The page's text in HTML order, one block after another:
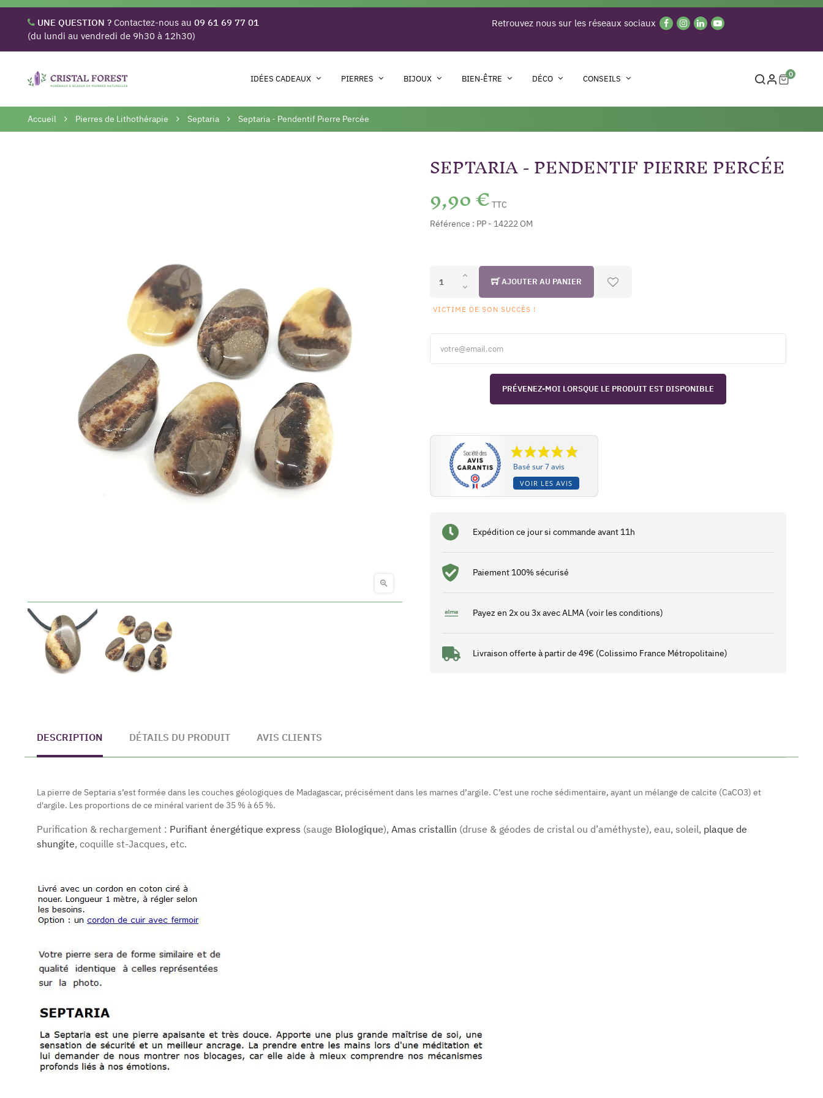
UNE QUESTION ? Contactez-nous au 09 61 69 77 01
(du lundi au vendredi de 9h30 à 12h30)
Retrouvez nous sur les réseaux sociaux
IDÉES CADEAUX PIERRES BIJOUX BIEN-ÊTRE DÉCO CONSEILS 0
Accueil Pierres de Lithothérapie Septaria Septaria - Pendentif Pierre Percée

SEPTARIA - PENDENTIF PIERRE PERCÉE
9,90 € TTC
Référence : PP - 14222 OM
AJOUTER AU PANIER
VICTIME DE SON SUCCÈS !
PRÉVENEZ-MOI LORSQUE LE PRODUIT EST DISPONIBLE
Basé sur 7 avis
VOIR LES AVIS
Expédition ce jour si commande avant 11h
Paiement 100% sécurisé
Payez en 2x ou 3x avec ALMA (voir les conditions)
Livraison offerte à partir de 49€ (Colissimo France Métropolitaine)
DESCRIPTION DÉTAILS DU PRODUIT AVIS CLIENTS
La pierre de Septaria s’est formée dans les couches géologiques de Madagascar, précisément dans les marnes d’argile. C’est une roche sédimentaire, ayant un mélange de calcite (CaCO3) et
d'argile. Les proportions de ce minéral varient de 35 % à 65 %.
Purification & rechargement : Purifiant énergétique express (sauge Biologique), Amas cristallin (druse & géodes de cristal ou d’améthyste), eau, soleil, plaque de
shungite, coquille st-Jacques, etc.